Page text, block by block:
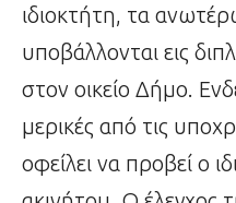
ιδιοκτήτη, τα
υποβάλλονται εις
στον οικείο Δήμο.
μερικές από τις
οφείλει να προβεί ο